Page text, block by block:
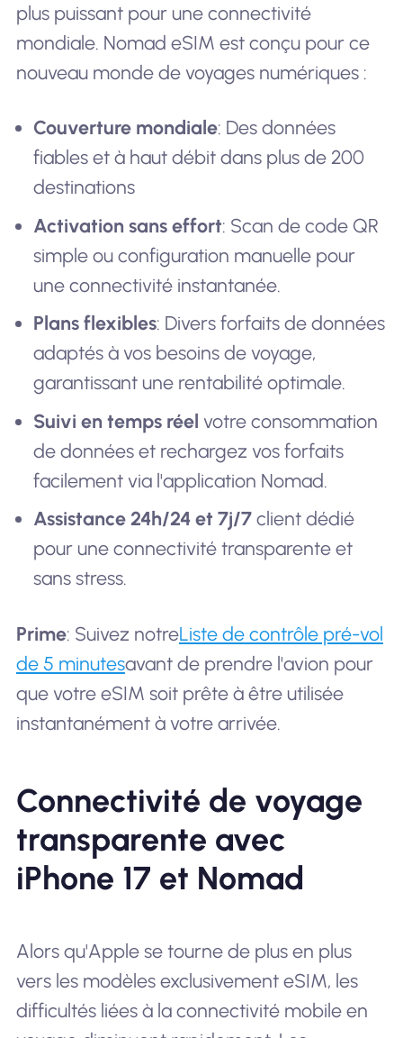
plus puissant pour une connectivité
mondiale. Nomad eSIM est conçu pour ce
nouveau monde de voyages numériques :
Couverture mondiale: Des données
fiables et à haut débit dans plus de 200
destinations
Activation sans effort: Scan de code QR
simple ou configuration manuelle pour
une connectivité instantanée.
Plans flexibles: Divers forfaits de données
adaptés à vos besoins de voyage,
garantissant une rentabilité optimale.
Suivi en temps réel votre consommation
de données et rechargez vos forfaits
facilement via l'application Nomad.
Assistance 24h/24 et 7j/7 client dédié
pour une connectivité transparente et
sans stress.
Prime: Suivez notreListe de contrôle pré-vol
de 5 minutesavant de prendre l'avion pour
que votre eSIM soit prête à être utilisée
instantanément à votre arrivée.
Connectivité de voyage
transparente avec
iPhone 17 et Nomad
Alors qu'Apple se tourne de plus en plus
vers les modèles exclusivement eSIM, les
difficultés liées à la connectivité mobile en